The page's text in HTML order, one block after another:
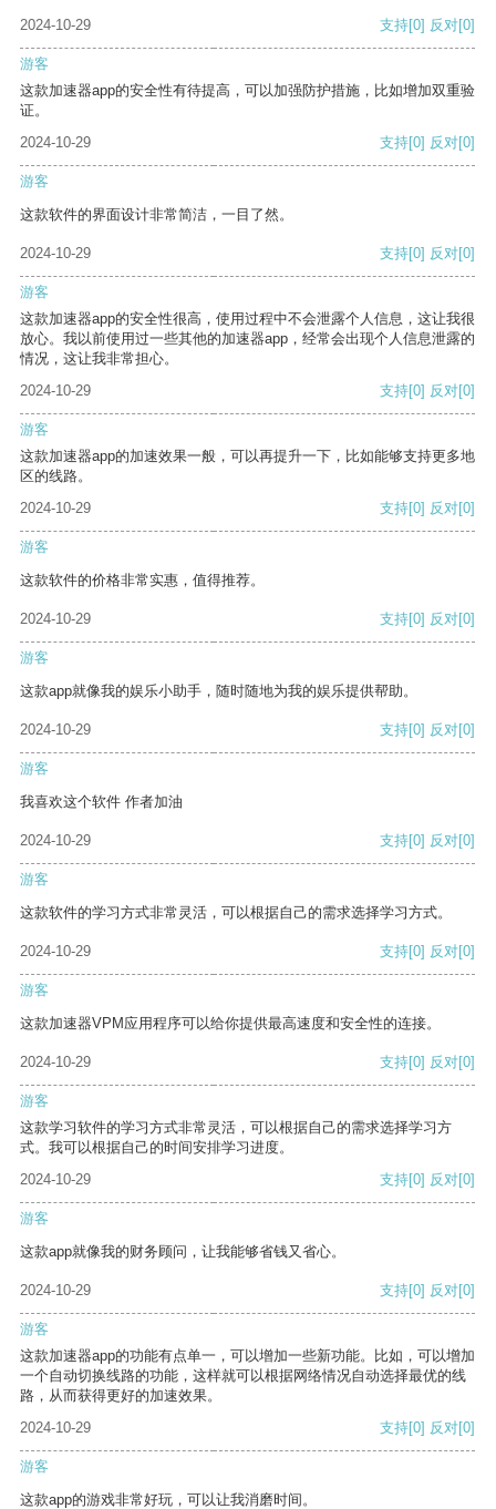
2024-10-29
支持[0] 反对[0]
游客
这款加速器app的安全性有待提高，可以加强防护措施，比如增加双重验
证。
2024-10-29
支持[0] 反对[0]
游客
这款软件的界面设计非常简洁，一目了然。
2024-10-29 支持[0] 反对[0]
游客
这款加速器app的安全性很高，使用过程中不会泄露个人信息，这让我很
放心。我以前使用过一些其他的加速器app，经常会出现个人信息泄露的
情况，这让我非常担心。
2024-10-29
支持[0] 反对[0]
游客
这款加速器app的加速效果一般，可以再提升一下，比如能够支持更多地
区的线路。
2024-10-29
支持[0] 反对[0]
游客
这款软件的价格非常实惠，值得推荐。
2024-10-29 支持[0] 反对[0]
游客
这款app就像我的娱乐小助手，随时随地为我的娱乐提供帮助。
2024-10-29 支持[0] 反对[0]
游客
我喜欢这个软件 作者加油
2024-10-29 支持[0] 反对[0]
游客
这款软件的学习方式非常灵活，可以根据自己的需求选择学习方式。
2024-10-29 支持[0] 反对[0]
游客
这款加速器VPM应用程序可以给你提供最高速度和安全性的连接。
2024-10-29 支持[0] 反对[0]
游客
这款学习软件的学习方式非常灵活，可以根据自己的需求选择学习方
式。我可以根据自己的时间安排学习进度。
2024-10-29
支持[0] 反对[0]
游客
这款app就像我的财务顾问，让我能够省钱又省心。
2024-10-29 支持[0] 反对[0]
游客
这款加速器app的功能有点单一，可以增加一些新功能。比如，可以增加
一个自动切换线路的功能，这样就可以根据网络情况自动选择最优的线
路，从而获得更好的加速效果。
2024-10-29
支持[0] 反对[0]
游客
这款app的游戏非常好玩，可以让我消磨时间。